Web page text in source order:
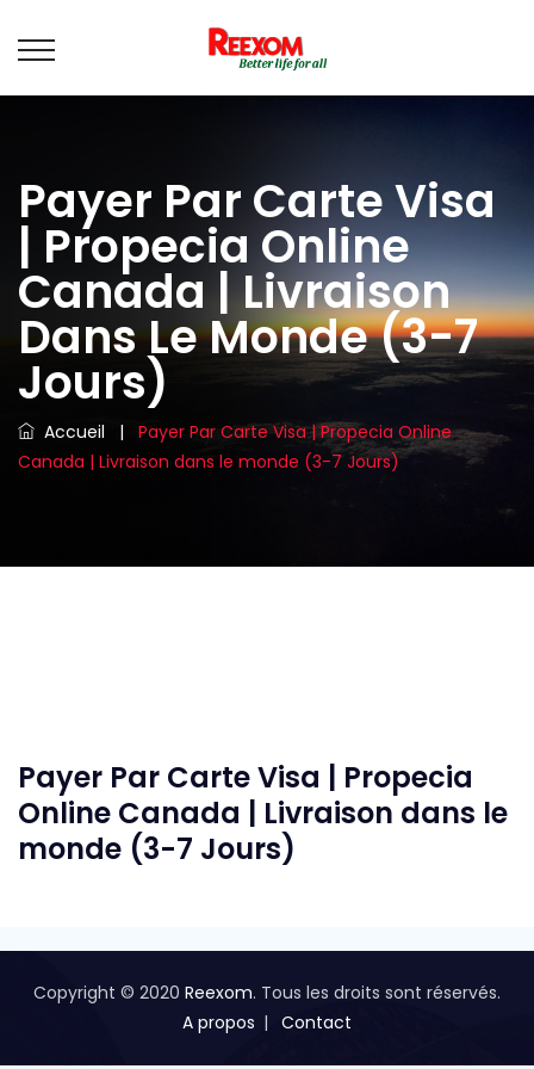
Payer Par Carte Visa
| Propecia Online
Canada | Livraison
Dans Le Monde (3-7
Jours)
Accueil |
Payer Par Carte Visa | Propecia Online
Canada | Livraison dans le monde (3-7 Jours)
Payer Par Carte Visa | Propecia
Online Canada | Livraison dans le
monde (3-7 Jours)
Copyright © 2020 Reexom. Tous les droits sont réservés.
A propos
Contact